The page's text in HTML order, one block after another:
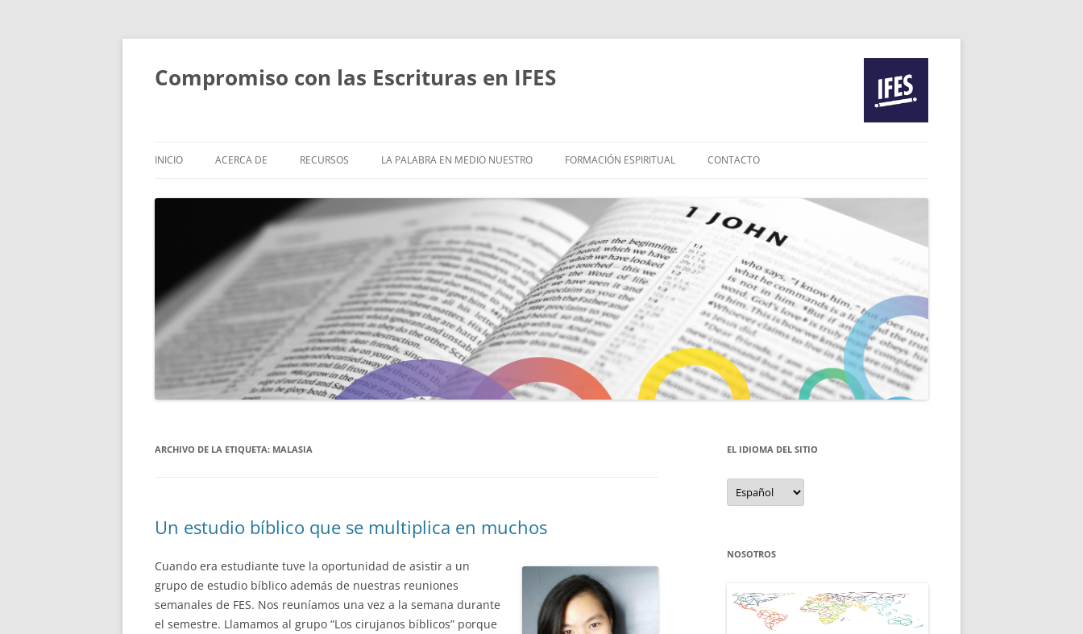
Compromiso con las Escrituras en IFES
INICIO ACERCA DE
PERSONAS
OBJETIVOS Y ACTIVIDADES
RECURSOS
SESIONES TEMÁTICAS Y ESTUDIOS
BÍBLICOS
ESTUDIOS BÍBLICOS EN GRUPOS
PEQUEÑOS
RETIROS Y REFLEXIÓN
MENTORÍA
LA PALABRA EN MEDIO NUESTRO FORMACIÓN ESPIRITUAL
HASTA QUE CRISTO SEA
FORMADO EN NOSOTROS
RITMOS REVITALIZANTES
RETIROS
CAMINANDO JUNTOS
CONTACTO
ARCHIVO DE LA ETIQUETA: MALASIA
Un estudio bíblico que se multiplica en muchos
Cuando era estudiante tuve la oportunidad de asistir a un
grupo de estudio bíblico además de nuestras reuniones
semanales de FES. Nos reuníamos una vez a la semana durante
el semestre. Llamamos al grupo “Los cirujanos bíblicos” porque
EL IDIOMA DEL SITIO
el
idioma
del
NOSOTROS